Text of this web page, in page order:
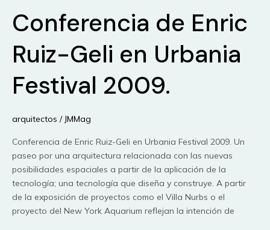
HIPÓTESIS
URBANA
Conferencia de Enric
Ruiz-Geli en Urbania
Festival 2009.
arquitectos / JMMag
Conferencia de Enric Ruiz-Geli en Urbania Festival 2009. Un
paseo por una arquitectura relacionada con las nuevas
posibilidades espaciales a partir de la aplicación de la
tecnología; una tecnología que diseña y construye. A partir
de la exposición de proyectos como el Villa Nurbs o el
proyecto del New York Aquarium reflejan la intención de